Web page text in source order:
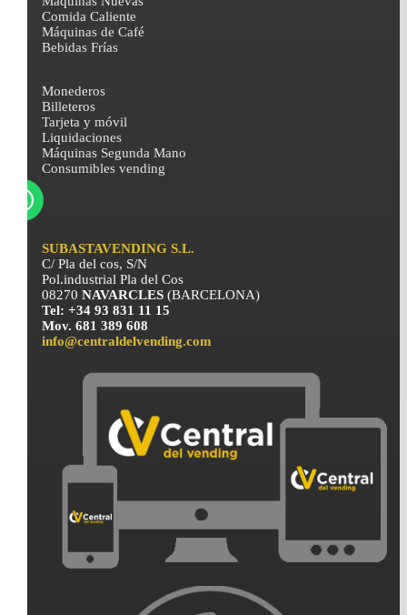
Comida Caliente
Máquinas de Café
Bebidas Frías
Monederos
Billeteros
Tarjeta y móvil
Liquidaciones
Máquinas Segunda Mano
Consumibles vending
SUBASTAVENDING S.L.
C/ Pla del cos, S/N
Pol.industrial Pla del Cos
08270NAVARCLES(BARCELONA)
Tel: +34 93 831 11 15
Mov. 681 389 608
info@centraldelvending.com